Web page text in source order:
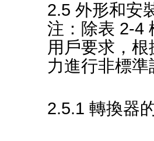
2.5 外形和安
注：除表 2-4
用戶要求
力進行非標準
2.5.1 轉換器